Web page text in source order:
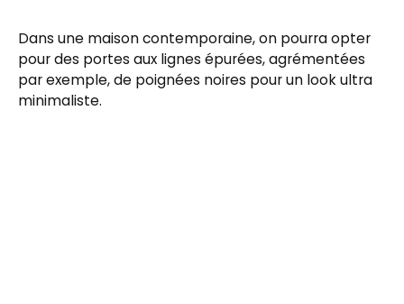
Dans une maison contemporaine, on pourra opter
pour des portes aux lignes épurées, agrémentées
par exemple, de poignées noires pour un look ultra
minimaliste.